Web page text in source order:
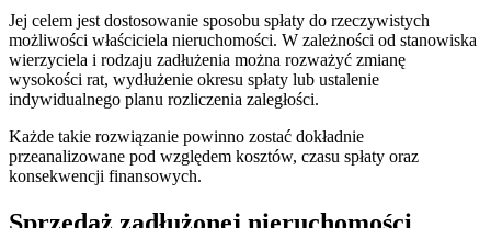
Jej celem jest dostosowanie sposobu spłaty do rzeczywistych
możliwości właściciela nieruchomości. W zależności od stanowiska
wierzyciela i rodzaju zadłużenia można rozważyć zmianę
wysokości rat, wydłużenie okresu spłaty lub ustalenie
indywidualnego planu rozliczenia zaległości.
Każde takie rozwiązanie powinno zostać dokładnie
przeanalizowane pod względem kosztów, czasu spłaty oraz
konsekwencji finansowych.
Sprzedaż zadłużonej nieruchomości